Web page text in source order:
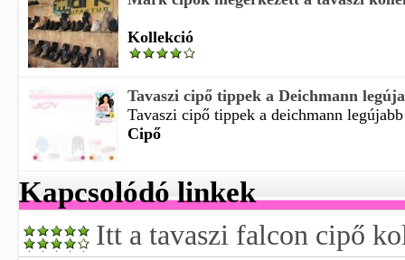
Kollekció
Tavaszi cipő tippek a Deichmann
Tavaszi cipő tippek a deichmann
Cipő
Kapcsolódó linkek
Itt a tavaszi falcon cipő